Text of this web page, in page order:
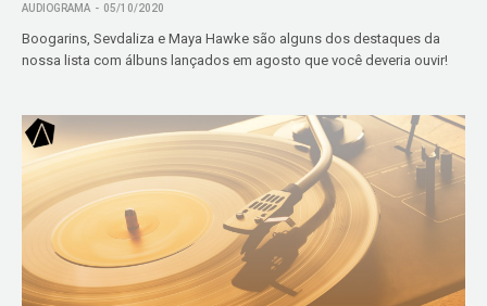
AUDIOGRAMA 05/10/2020
Boogarins, Sevdaliza e Maya Hawke são alguns dos destaques da
nossa lista com álbuns lançados em agosto que você deveria ouvir!